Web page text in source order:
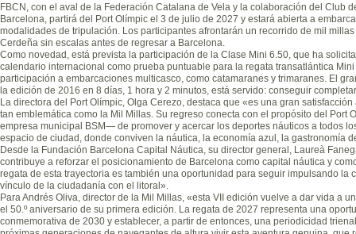
FBCN, con el aval de la Federación Catalana de Vela y la colaboración del Club
Barcelona, partirá del Port Olímpic el 3 de julio de 2027 y estará abierta a
modalidades de tripulación. Los participantes afrontarán un recorrido de mil
Cerdeña sin escalas antes de regresar a Barcelona.
Como novedad, está prevista la participación de la Clase Mini 6.50, que ha
calendario internacional como prueba puntuable para la regata transatlántica
participación a embarcaciones multicasco, como catamaranes y trimaranes. El
la edición de 2016 en 8 días, 1 hora y 2 minutos, está servido: conseguir
La directora del Port Olímpic, Olga Cerezo, destaca que «es una gran
tan emblemática como la Mil Millas. Su regreso conecta con el propósito del
empresa municipal BSM— de promover y acercar los deportes náuticos a todos
espacio de ciudad, donde conviven la náutica, la economía azul, la gastronomía
Desde la Fundación Barcelona Capital Náutica, su director general, Laureà
contribuye a reforzar el posicionamiento de Barcelona como capital náutica y
regata de esta trayectoria es también una oportunidad para seguir impulsando la
vínculo de la ciudadanía con el litoral».
Para Andrés Oliva, director de la Mil Millas, «esta VII edición vuelve a dar vida a
el 50.º aniversario de su primera edición. La regata de 2027 representa una
conmemorativa de 2030 y establecer, a partir de entonces, una periodicidad